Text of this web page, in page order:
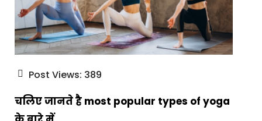
Post Views: 389
चलिए जानते है most popular types of yoga